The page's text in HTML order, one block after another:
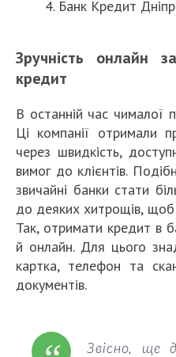
Банк Кредит
Зручність онлайн
кредит
В останній час чималої
Ці компанії отримали
через швидкість,
вимог до клієнтів.
звичайні банки стати
до деяких хитрощів, щоб
Так, отримати кредит в
й онлайн. Для цього
картка, телефон та
документів.
Звісно, ще